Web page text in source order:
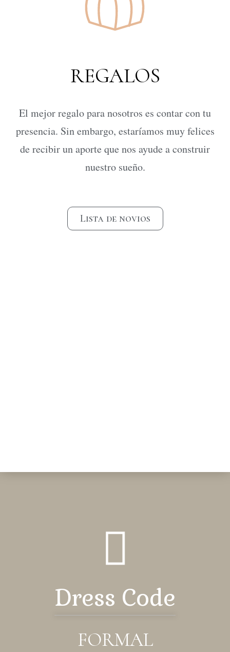
REGALOS
El mejor regalo para nosotros es contar con tu
presencia. Sin embargo, estaríamos muy felices
de recibir un aporte que nos ayude a construir
nuestro sueño.
Lista de novios
Dress Code
FORMAL